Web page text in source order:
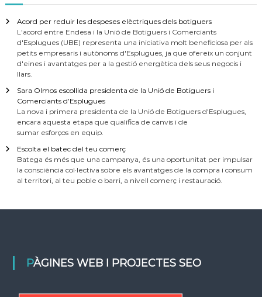
Acord per reduir les despeses elèctriques dels botiguers
L'acord entre Endesa i la Unió de Botiguers i Comerciants
d'Esplugues (UBE) representa una iniciativa molt beneficiosa per als
petits empresaris i autònoms d'Esplugues, ja que ofereix un conjunt
d'eines i avantatges per a la gestió energètica dels seus negocis i
llars.
Sara Olmos escollida presidenta de la Unió de Botiguers i
Comerciants d’Esplugues
La nova i primera presidenta de la Unió de Botiguers d'Esplugues,
encara aquesta etapa que qualifica de canvis i de
sumar esforços en equip.
Escolta el batec del teu comerç
Batega és més que una campanya, és una oportunitat per impulsar
la consciència col·lectiva sobre els avantatges de la compra i consum
al territori, al teu poble o barri, a nivell comerç i restauració.
PÀGINES WEB I PROJECTES SEO